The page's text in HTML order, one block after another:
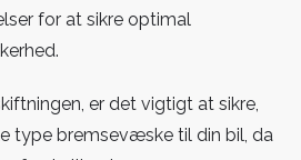
for at sikre optimal
er det vigtigt at sikre,
type bremsevæske til din bil, da